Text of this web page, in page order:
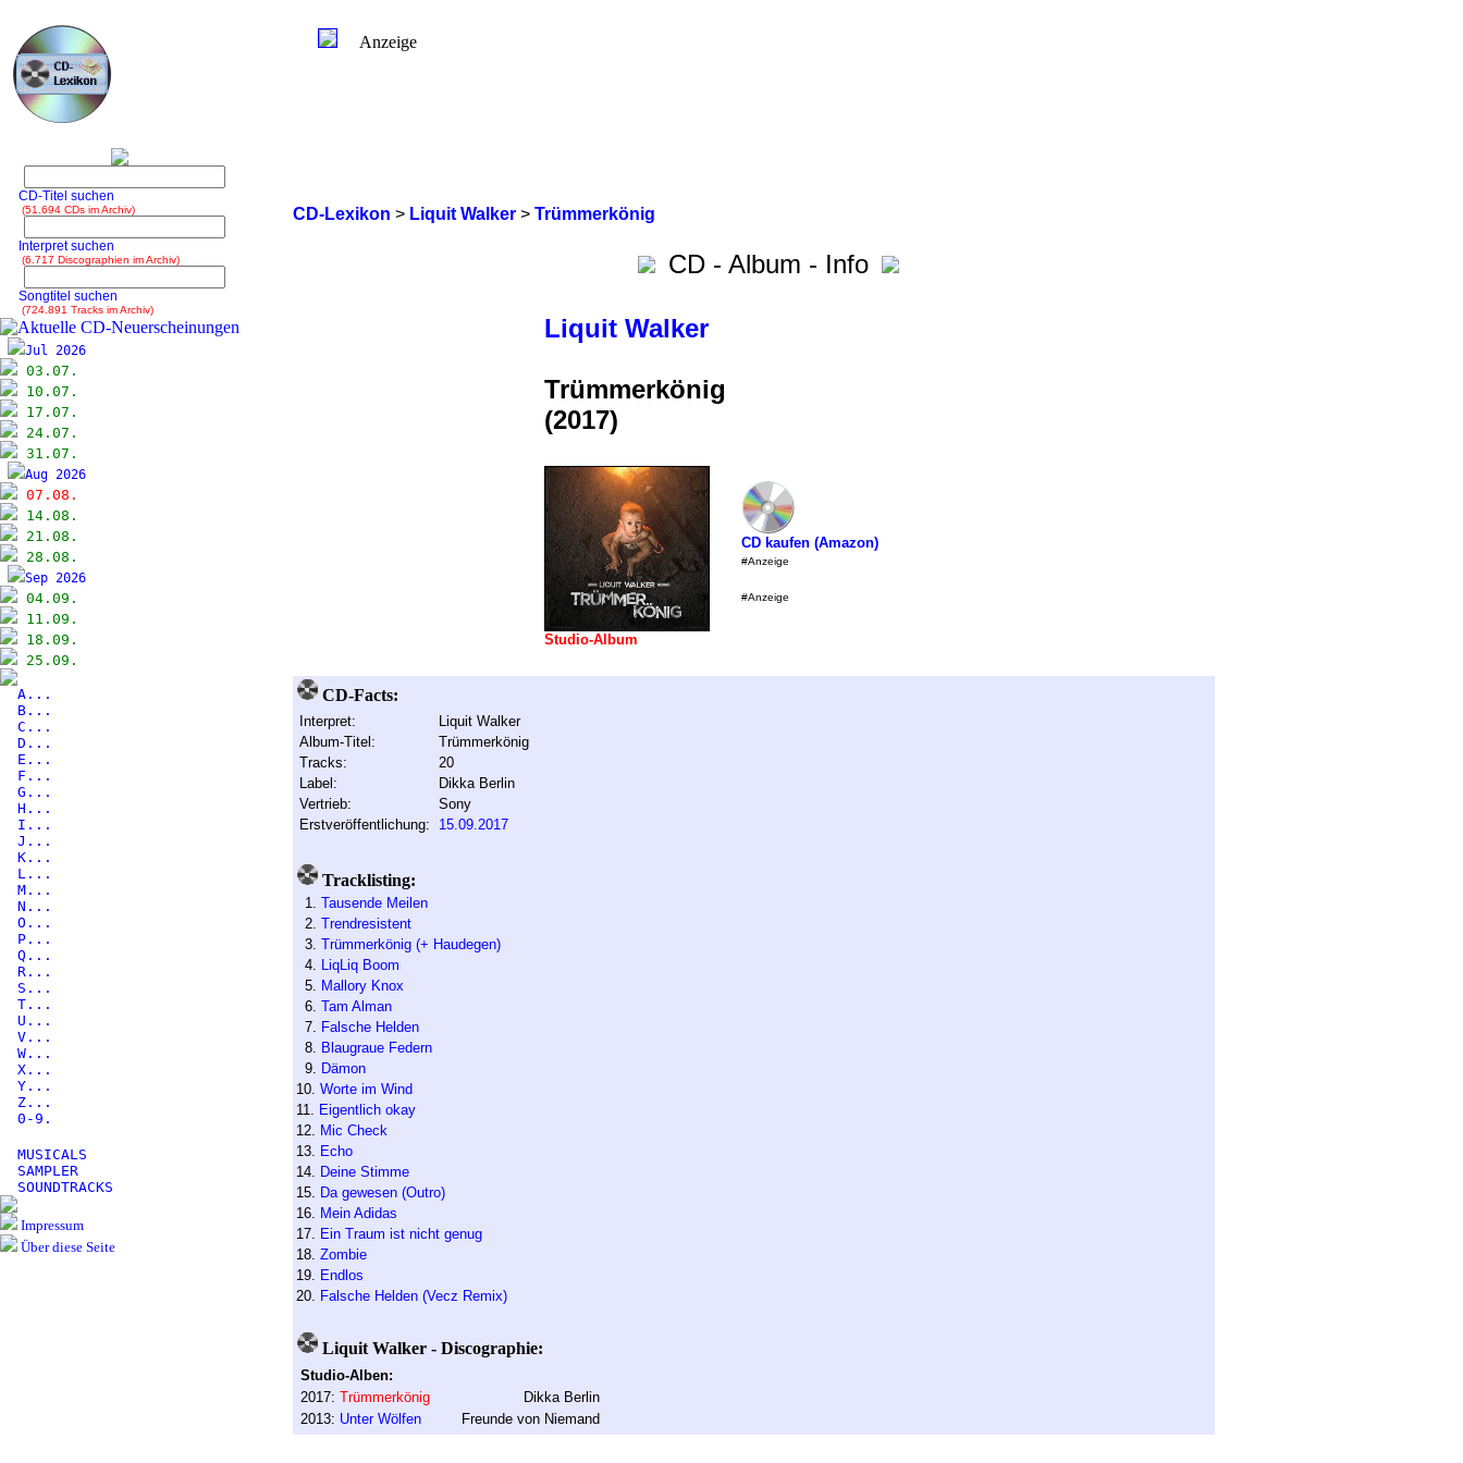
CD-Lexikon > Liquit Walker> Trümmerkönig
CD - Album - Info
Liquit Walker
Trümmerkönig
(2017)
Studio-Album
CD kaufen (Amazon)
#Anzeige
#Anzeige
CD-Facts:
Interpret:
Liquit Walker
Album-Titel:
Trümmerkönig
Tracks:
20
Label:
Dikka Berlin
Vertrieb:
Sony
Erstveröffentlichung:
15.09.2017
Tracklisting:
1. Tausende Meilen
2. Trendresistent
3. Trümmerkönig (+ Haudegen)
4. LiqLiq Boom
5. Mallory Knox
6. Tam Alman
7. Falsche Helden
8. Blaugraue Federn
9. Dämon
10. Worte im Wind
11. Eigentlich okay
12. Mic Check
13. Echo
14. Deine Stimme
15. Da gewesen (Outro)
16. Mein Adidas
17. Ein Traum ist nicht genug
18. Zombie
19. Endlos
20. Falsche Helden (Vecz Remix)
Liquit Walker - Discographie:
Studio-Alben:
2017: Trümmerkönig
Dikka Berlin
2013: Unter Wölfen Freunde von Niemand
Anzeige
CD-Titel suchen
(51.694 CDs im Archiv)
Interpret suchen
(6.717 Discographien im Archiv)
Songtitel suchen
(724.891 Tracks im Archiv)
Jul 2026
03.07.
10.07.
17.07.
24.07.
31.07.
Aug 2026
07.08.
14.08.
21.08.
28.08.
Sep 2026
04.09.
11.09.
18.09.
25.09.
A...
B...
C...
D...
E...
F...
G...
H...
I...
J...
K...
L...
M...
N...
O...
P...
Q...
R...
S...
T...
U...
V...
W...
X...
Y...
Z...
0-9.
MUSICALS
SAMPLER
SOUNDTRACKS
Impressum
Über diese Seite